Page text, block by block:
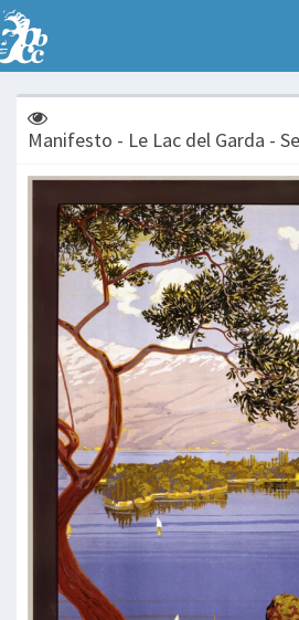
Manifesto - Le Lac del Garda -